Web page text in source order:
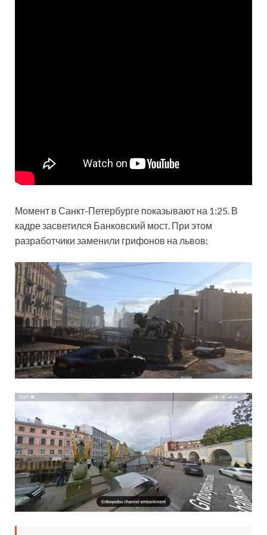
Момент в Санкт-Петербурге показывают на 1:25. В
кадре засветился Банковский мост. При этом
разработчики заменили грифонов на львов: